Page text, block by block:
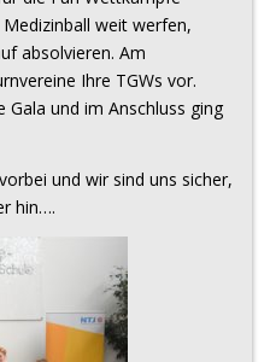
weit werfen,
absolvieren. Am
Ihre TGWs vor.
Gala und im Anschluss ging
und wir sind uns sicher,
hin….